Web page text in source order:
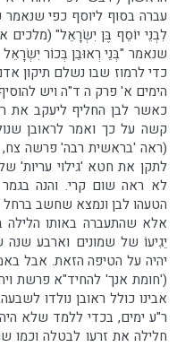
עברה בסוף ליוסף כפי שנאמר
לִבְנֵי יוֹסֵף בֶּן יִשְׂרָאֵל" (מלכים
שנאמר "בְּנֵי רְאוּבֵן בְּכוֹר
כדי לרמוז שבו נשלם תיקון
הימים א' פרק ה ד"ה ויש
כאשר לבן החליף ליעקב את
קשה על כך ואמר לראובן
(ראה 'בראשית רבה' פרשה
לתקן את חטא 'גילוי עריות'
לא ראה שום קרי. והנה
הטעהו לבן ונמצא שחשב ברחל
אלא שהתעברה באותו הלילה
יֵגִיעוֹ של שמונים וארבע
יהיה על הטיפה הזאת. אבל
('חומת אנך' להחיד"א פרשת
אבינו כולל ראובן נולדו
ר"ע ימים, בכדי ללמד שלא
חלילה את זרעו לבטלה וכמו